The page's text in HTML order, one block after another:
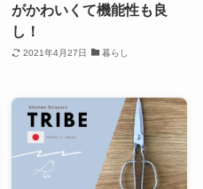
がかわいくて機能性も良
し！
2021年4月27日 暮らし